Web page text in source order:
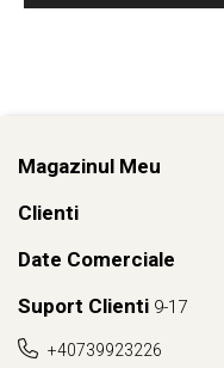
Magazinul Meu
Clienti
Date Comerciale
Suport Clienti 9-17
+40739923226